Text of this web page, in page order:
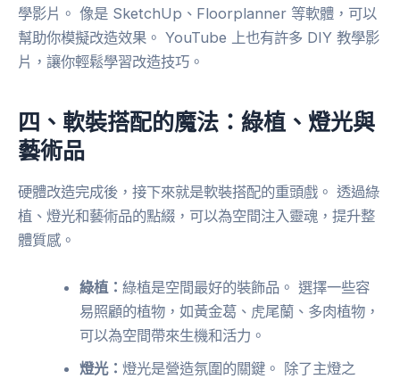
學影片。 像是 SketchUp、Floorplanner 等軟體，可以
幫助你模擬改造效果。 YouTube 上也有許多 DIY 教學影
片，讓你輕鬆學習改造技巧。
四、軟裝搭配的魔法：綠植、燈光與
藝術品
硬體改造完成後，接下來就是軟裝搭配的重頭戲。 透過綠
植、燈光和藝術品的點綴，可以為空間注入靈魂，提升整
體質感。
綠植：綠植是空間最好的裝飾品。 選擇一些容
易照顧的植物，如黃金葛、虎尾蘭、多肉植物，
可以為空間帶來生機和活力。
燈光：燈光是營造氛圍的關鍵。 除了主燈之